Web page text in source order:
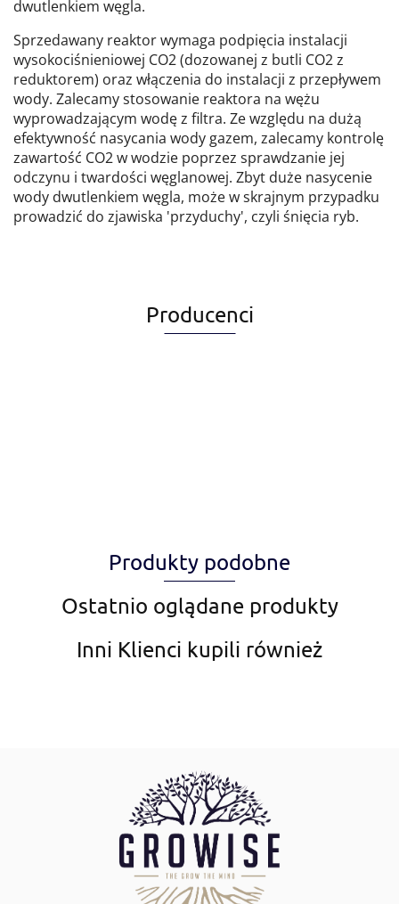
dwutlenkiem węgla.
Sprzedawany reaktor wymaga podpięcia instalacji
wysokociśnieniowej CO2 (dozowanej z butli CO2 z
reduktorem) oraz włączenia do instalacji z przepływem
wody. Zalecamy stosowanie reaktora na wężu
wyprowadzającym wodę z filtra. Ze względu na dużą
efektywność nasycania wody gazem, zalecamy kontrolę
zawartość CO2 w wodzie poprzez sprawdzanie jej
odczynu i twardości węglanowej. Zbyt duże nasycenie
wody dwutlenkiem węgla, może w skrajnym przypadku
prowadzić do zjawiska 'przyduchy', czyli śnięcia ryb.
Producenci
Amiplay
AquaDella
Produkty podobne
Ostatnio oglądane produkty
Inni Klienci kupili również